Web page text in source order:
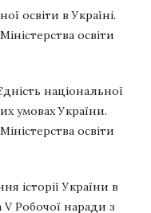
освіти в Україні.
освіти
національної
умовах України.
освіти
історії України в
Робочої наради з